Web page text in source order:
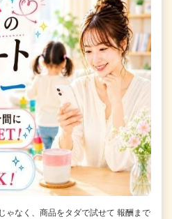
ゃなく、商品をタダで試せて 報酬まで